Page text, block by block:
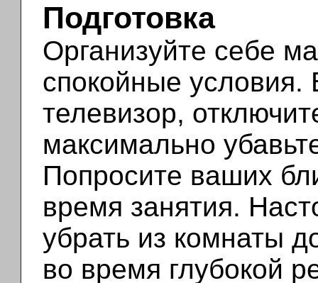
Подготовка
Организуйте себе
спокойные
телевизор,
максимально
Попросите ваших
время занятия.
убрать из комнаты
во время глубокой